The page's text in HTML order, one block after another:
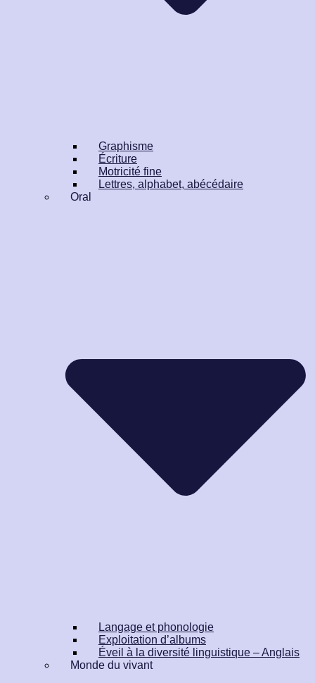
Graphisme
Écriture
Motricité fine
Lettres, alphabet, abécédaire
Oral
Langage et phonologie
Exploitation d’albums
Éveil à la diversité linguistique – Anglais
Monde du vivant